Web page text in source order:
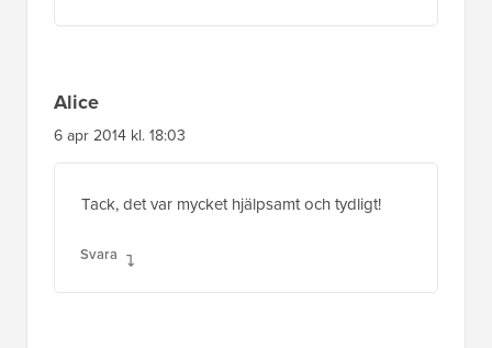
Alice
6 apr 2014 kl. 18:03
Tack, det var mycket hjälpsamt och tydligt!
Svara